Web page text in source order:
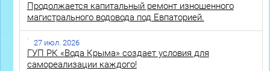
Продолжается капитальный ремонт изношенного
магистрального водовода под Евпаторией.
27 июл. 2026
ГУП РК «Вода Крыма» создает условия для
самореализации каждого!